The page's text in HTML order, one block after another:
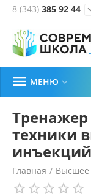
8 (343) 385 92 44
 МЕНЮ 
Тренажер
техники
Главная / Высшее